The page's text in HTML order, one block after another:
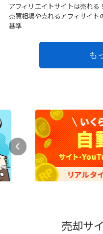
アフィリエイトサイトは売れる！
売買相場や売れるアフィサイト
基準
も
売却サ